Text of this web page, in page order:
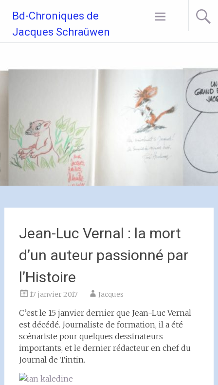
contenu
principal
Bd-Chroniques de
Jacques Schraûwen
Jean-Luc Vernal : la mort
d’un auteur passionné par
l’Histoire
17 janvier 2017 Jacques
C’est le 15 janvier dernier que Jean-Luc Vernal
est décédé. Journaliste de formation, il a été
scénariste pour quelques dessinateurs
importants, et le dernier rédacteur en chef du
Journal de Tintin.